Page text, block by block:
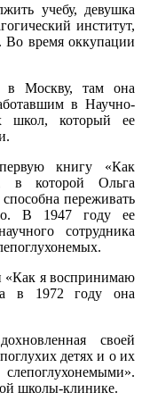
учебу, девушка
институт,
Во время оккупации
в Москву, там она
в Научно-
школ, который ее
книгу «Как
в которой Ольга
переживать
В 1947 году ее
сотрудника
«Как я воспринимаю
в 1972 году она
своей
детях и о их
школы-клинике.